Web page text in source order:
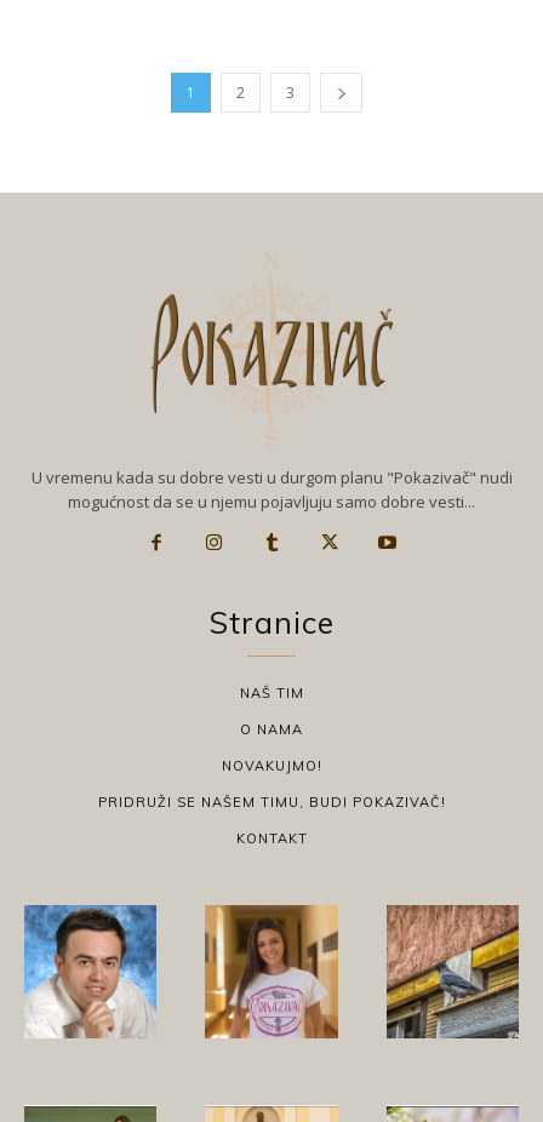
1 2 3
U vremenu kada su dobre vesti u durgom planu "Pokazivač" nudi
mogućnost da se u njemu pojavljuju samo dobre vesti...
Stranice
NAŠ TIM
O NAMA
NOVAKUJMO!
PRIDRUŽI SE NAŠEM TIMU, BUDI POKAZIVAČ!
KONTAKT